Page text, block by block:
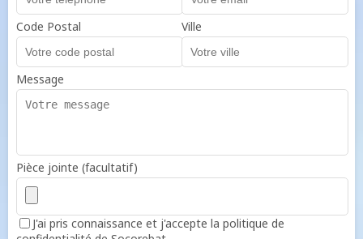
Code Postal Ville
Message
Pièce jointe (facultatif)
J'ai pris connaissance et j'accepte la politique de